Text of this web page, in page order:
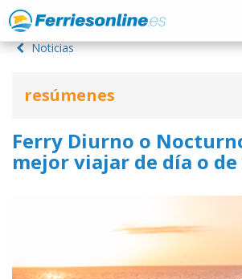
Noticias
resúmenes
Ferry Diurno o
mejor viajar de día o de